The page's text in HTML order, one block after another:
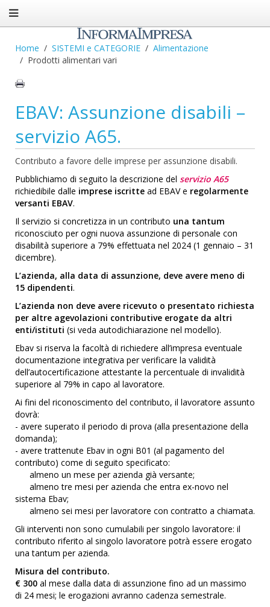
Home SISTEMI e CATEGORIE
Alimentazione
Prodotti alimentari vari
EBAV: Assunzione disabili –
servizio A65.
Contributo a favore delle imprese per assunzione disabili.
Pubblichiamo di seguito la descrizione del servizio A65
richiedibile dalle imprese iscritte ad EBAV e regolarmente
versanti EBAV.
Il servizio si concretizza in un contributo una tantum
riconosciuto per ogni nuova assunzione di personale con
disabilità superiore a 79% effettuata nel 2024 (1 gennaio – 31
dicembre).
L’azienda, alla data di assunzione, deve avere meno di
15 dipendenti.
L’azienda non deve avere ricevuto o presentato richiesta
per altre agevolazioni contributive erogate da altri
enti/istituti (si veda autodichiarazione nel modello).
Ebav si riserva la facoltà di richiedere all’impresa eventuale
documentazione integrativa per verificare la validità
dell’autocertificazione attestante la percentuale di invalidità
superiore al 79% in capo al lavoratore.
Ai fini del riconoscimento del contributo, il lavoratore assunto
dovrà:
- avere superato il periodo di prova (alla presentazione della
domanda);
- avere trattenute Ebav in ogni B01 (al pagamento del
contributo) come di seguito specificato:
almeno un mese per azienda già versante;
almeno tre mesi per azienda che entra ex-novo nel
sistema Ebav;
almeno sei mesi per lavoratore con contratto a chiamata.
Gli interventi non sono cumulabili per singolo lavoratore: il
contributo riferito al singolo lavoratore potrà essere erogato
una tantum per azienda.
Misura del contributo.
€ 300 al mese dalla data di assunzione fino ad un massimo
di 24 mesi; le erogazioni avranno cadenza semestrale.